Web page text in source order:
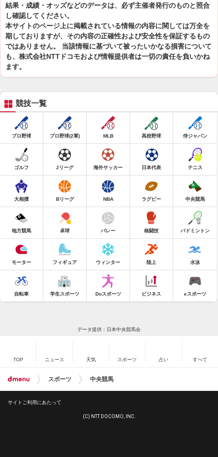
結果・成績・オッズなどのデータは、必ず主催者発行のものと照合
し確認してください。
本サイトのページ上に掲載されている情報の内容に関しては万全を
期しておりますが、その内容の正確性および安全性を保証するもの
ではありません。 当該情報に基づいて被ったいかなる損害について
も、株式会社NTTドコモおよび情報提供者は一切の責任を負いかね
ます。
競技一覧
プロ野球 プロ野球(2軍) MLB 高校野球 侍ジャパン
ゴルフ Jリーグ 海外サッカー 日本代表 テニス
大相撲 Bリーグ NBA ラグビー 中央競馬
地方競馬 卓球 バレー 格闘技 バドミントン
モーター フィギュア ウィンター 陸上 水泳
自転車 学生スポーツ Doスポーツ ビジネス eスポーツ
データ提供：日本中央競馬会
TOP ニュース 天気 スポーツ 占い すべて
スポーツ 中央競馬
サイトご利用にあたって
(C) NTT DOCOMO, INC.